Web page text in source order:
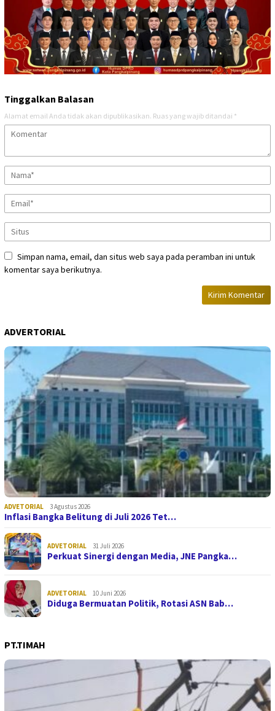
Tinggalkan Balasan
Alamat email Anda tidak akan dipublikasikan. Ruas yang wajib ditandai *
Simpan nama, email, dan situs web saya pada peramban ini untuk
komentar saya berikutnya.
ADVERTORIAL
ADVETORIAL 3 Agustus 2026
Inflasi Bangka Belitung di Juli 2026 Tet…
ADVETORIAL 31 Juli 2026
Perkuat Sinergi dengan Media, JNE Pangka…
ADVETORIAL 10 Juni 2026
Diduga Bermuatan Politik, Rotasi ASN Bab…
PT.TIMAH